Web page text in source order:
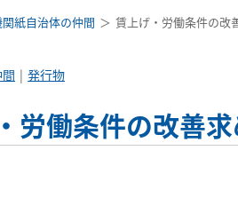
紙自治体の仲間 賃上げ・労働条件の
発行物
労働条件の改善